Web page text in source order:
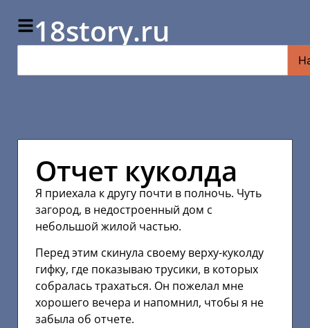
18story.ru
Отчет куколда
Я приехала к другу почти в полночь. Чуть
загород, в недостроенный дом с
небольшой жилой частью.
Перед этим скинула своему верху-куколду
гифку, где показываю трусики, в которых
собралась трахаться. Он пожелал мне
хорошего вечера и напомнил, чтобы я не
забыла об отчете.